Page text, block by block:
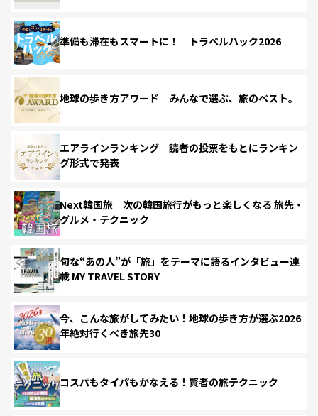
準備も滞在もスマートに！ トラベルハック2026
地球の歩き方アワード みんなで選ぶ、旅のベスト。
エアラインランキング 読者の投票をもとにランキン
グ形式で発表
Next韓国旅 次の韓国旅行がもっと楽しくなる 旅先・
グルメ・テクニック
旬な“あの人”が「旅」をテーマに語るインタビュー連
載 MY TRAVEL STORY
今、こんな旅がしてみたい！地球の歩き方が選ぶ2026
年絶対行くべき旅先30
コスパもタイパもかなえる！賢者の旅テクニック